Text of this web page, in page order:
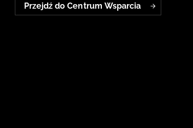
Przejdź do Centrum Wsparcia